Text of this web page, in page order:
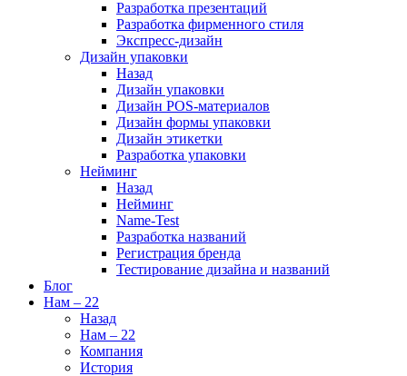
Разработка презентаций
Разработка фирменного стиля
Экспресс-дизайн
Дизайн упаковки
Назад
Дизайн упаковки
Дизайн POS-материалов
Дизайн формы упаковки
Дизайн этикетки
Разработка упаковки
Нейминг
Назад
Нейминг
Name-Test
Разработка названий
Регистрация бренда
Тестирование дизайна и названий
Блог
Нам – 22
Назад
Нам – 22
Компания
История